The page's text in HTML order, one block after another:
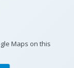
Maps on this